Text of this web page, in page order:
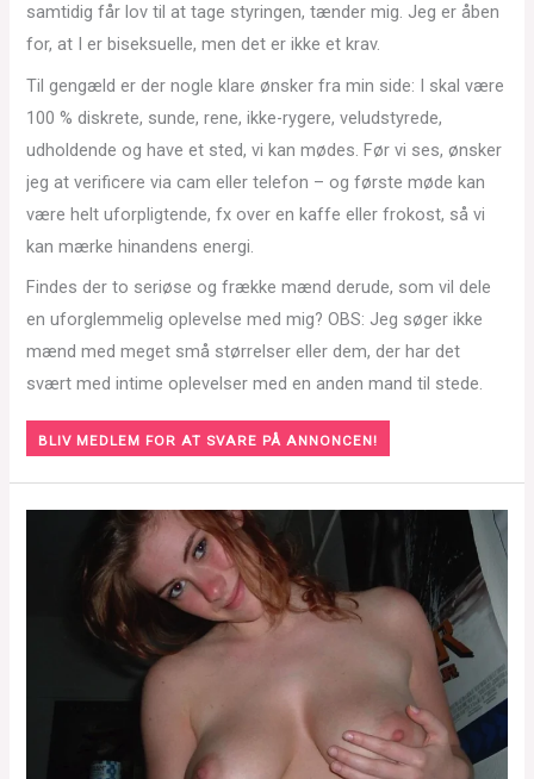
samtidig får lov til at tage styringen, tænder mig. Jeg er åben
for, at I er biseksuelle, men det er ikke et krav.
Til gengæld er der nogle klare ønsker fra min side: I skal være
100 % diskrete, sunde, rene, ikke-rygere, veludstyrede,
udholdende og have et sted, vi kan mødes. Før vi ses, ønsker
jeg at verificere via cam eller telefon – og første møde kan
være helt uforpligtende, fx over en kaffe eller frokost, så vi
kan mærke hinandens energi.
Findes der to seriøse og frække mænd derude, som vil dele
en uforglemmelig oplevelse med mig? OBS: Jeg søger ikke
mænd med meget små størrelser eller dem, der har det
svært med intime oplevelser med en anden mand til stede.
BLIV MEDLEM FOR AT SVARE PÅ ANNONCEN!